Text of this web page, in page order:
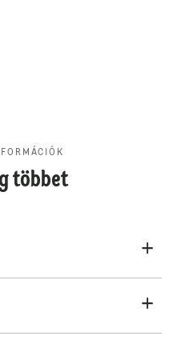
többet